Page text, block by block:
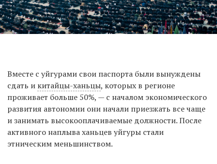
Вместе с уйгурами свои паспорта были вынуждены
сдать и китайцы-ханьцы, которых в регионе
проживает больше 50%, — с началом экономического
развития автономии они начали приезжать все чаще
и занимать высокооплачиваемые должности. После
активного наплыва ханьцев уйгуры стали
этническим меньшинством.